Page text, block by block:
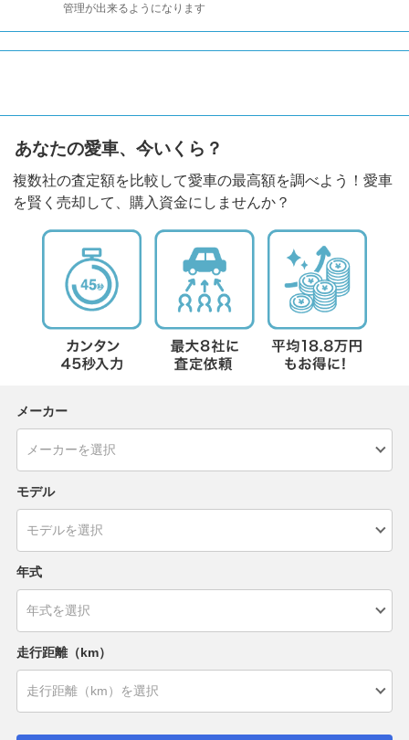
管理が出来るようになります
あなたの愛車、今いくら？
複数社の査定額を比較して愛車の最高額を調べよう！愛車
を賢く売却して、購入資金にしませんか？
メーカー
モデル
年式
走行距離（km）